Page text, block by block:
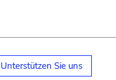
Unterstützen Sie uns